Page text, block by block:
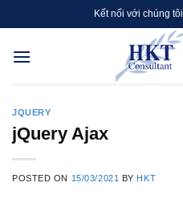
to
content
Kết nối với chúng tôi
JQUERY
jQuery Ajax
POSTED ON 15/03/2021 BY HKT